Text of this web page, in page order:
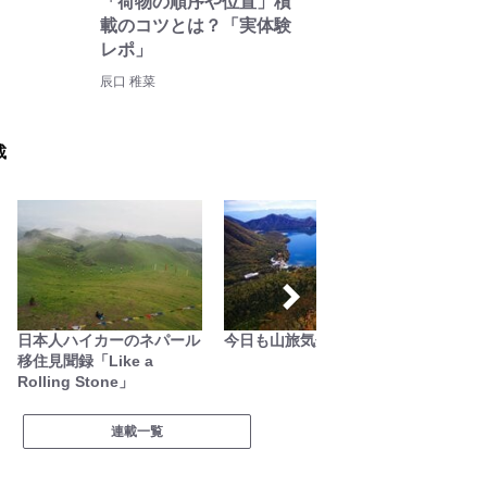
載のコツとは？「実体験
レポ」
辰口 稚菜
日本人ハイカーのネパール
移住見聞録「Like a
Rolling Stone」
今日も山旅気分
連載一覧